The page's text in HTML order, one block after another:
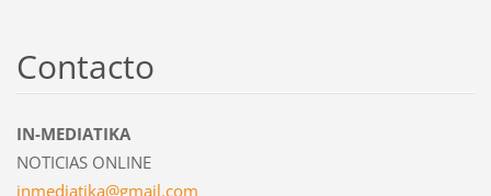
Contacto
IN-MEDIATIKA
NOTICIAS ONLINE
inmediatika@gmail.com